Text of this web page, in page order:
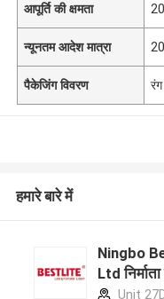
आपूर्ति की क्षमता
न्यूनतम आदेश मात्रा
पैकेजिंग विवरण
हमारे बारे में
Ningbo
Ltd
Unit